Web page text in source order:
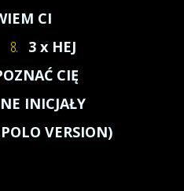
CI
8.
3 x HEJ
CIĘ
INICJAŁY
VERSION)